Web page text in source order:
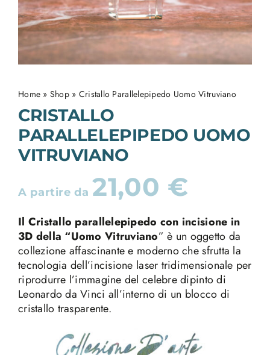
Home » Shop» Cristallo Parallelepipedo Uomo Vitruviano
CRISTALLO
PARALLELEPIPEDO UOMO
VITRUVIANO
A partire da 21,00 €
Il Cristallo parallelepipedo con incisione in
3D della “Uomo Vitruviano” è un oggetto da
collezione affascinante e moderno che sfrutta la
tecnologia dell’incisione laser tridimensionale per
riprodurre l’immagine del celebre dipinto di
Leonardo da Vinci all’interno di un blocco di
cristallo trasparente.